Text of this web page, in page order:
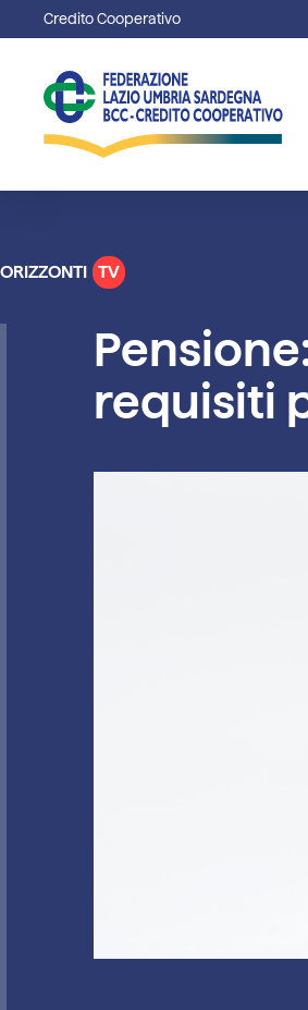
Credito Cooperativo
ORIZZONTI TV
requisiti